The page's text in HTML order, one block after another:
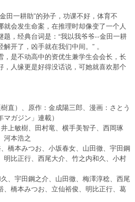
田一耕助”的孙子，功课不好，体育不
就会发生命案，在推理时却像变了一个人
，经典台词是：“我以我爷爷--金田一耕
开了，凶手就在我们中间。” 。
，是不动高中的资优生兼学生会会长，长
，人缘更是好得没话说，可她就喜欢那个
直）、原作：金成陽三郎、漫画：さとう
ガジン」連載）
上敏樹、田村竜、横手美智子、西岡琢
河本浩之
橋本みつお、小坂春女、山田徹、宇田鋼
明比正行、西尾大介、竹之内和久、小村
、宇田鋼之介、山田徹、梅澤淳稔、西尾
、橋本みつお、立仙裕俊、明比正行、葛